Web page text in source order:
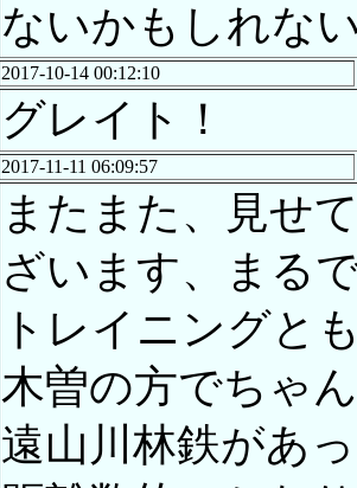
ないかもしれな
2017-10-14 00:12:10
グレイト！
2017-11-11 06:09:57
またまた、見せ
ざいます、まる
トレイニングと
木曽の方でちゃ
遠山川林鉄があ